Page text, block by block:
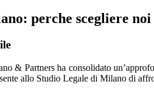
perche scegliere noi
& Partners ha consolidato
allo Studio Legale di Milano di